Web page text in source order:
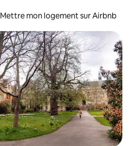
Mettre mon logement sur Airbnb